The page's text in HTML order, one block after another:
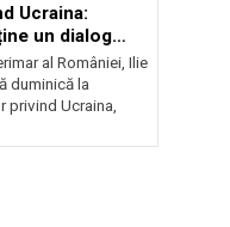
Ucraina:
un dialog
securitate
al României, Ilie
duminică la
privind Ucraina,